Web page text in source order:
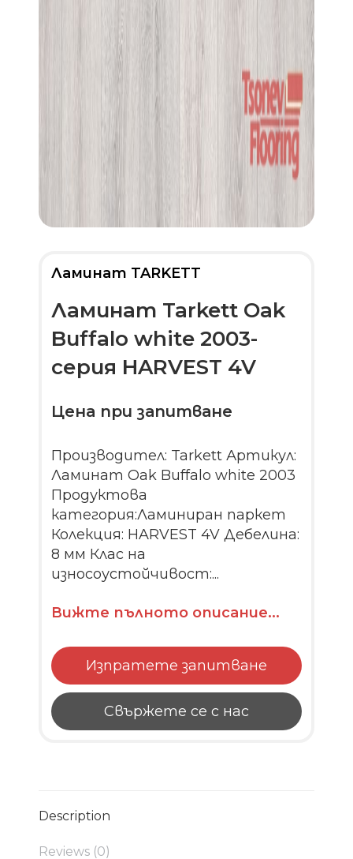
Ламинат TARKETT
Ламинат Tarkett Oak
Buffalo white 2003-
серия HARVEST 4V
Цена при запитване
Производител: Tarkett Артикул:
Ламинат Oak Buffalo white 2003
Продуктова
категория:Ламиниран паркет
Колекция: HARVEST 4V Дебелина:
8 мм Клас на
износоустойчивост:...
Вижте пълното описание...
Изпратете запитване
Свържете се с нас
Description
Reviews (0)